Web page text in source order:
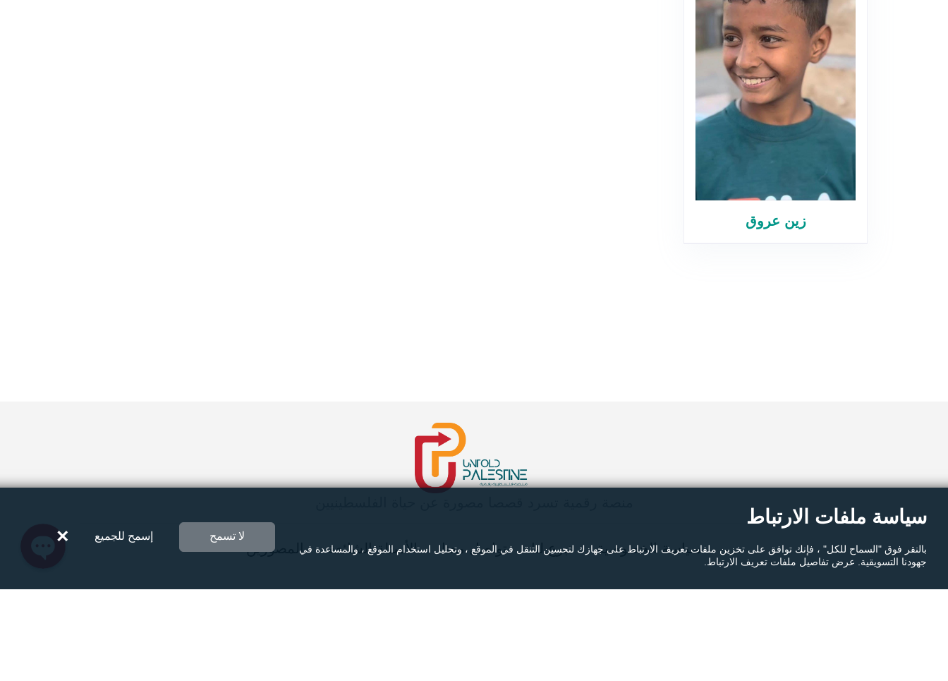
زين عروق
سياسة الخصوصية تبرع لنا تواصل معنا الأسئلة الشائعة المصورين
سياسة ملفات الارتباط
بالنقر فوق "السماح للكل" ، فإنك توافق على تخزين ملفات تعريف الارتباط على جهازك لتحسين التنقل في الموقع ، وتحليل استخدام الموقع ، والمساعدة في
جهودنا التسويقية. عرض تفاصيل ملفات تعريف الارتباط.
لا تسمح إسمح للجميع ×